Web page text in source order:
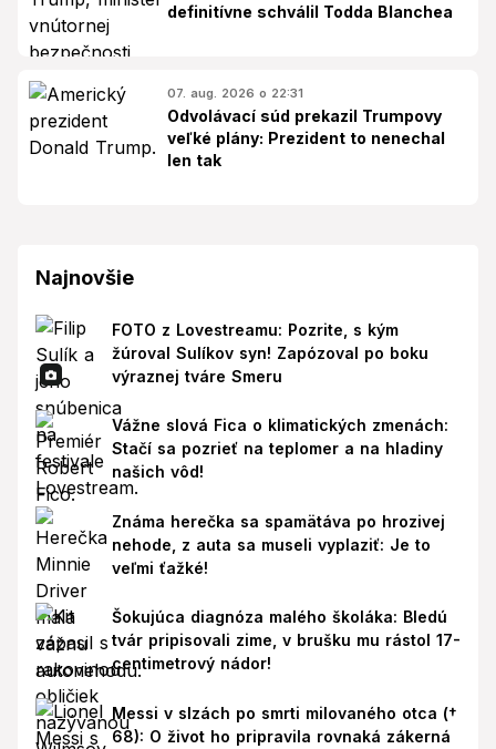
definitívne schválil Todda Blanchea
07. aug. 2026 o 22:31
Odvolávací súd prekazil Trumpovy
veľké plány: Prezident to nenechal
len tak
Najnovšie
FOTO z Lovestreamu: Pozrite, s kým
žúroval Sulíkov syn! Zapózoval po boku
výraznej tváre Smeru
Vážne slová Fica o klimatických zmenách:
Stačí sa pozrieť na teplomer a na hladiny
našich vôd!
Známa herečka sa spamätáva po hrozivej
nehode, z auta sa museli vyplaziť: Je to
veľmi ťažké!
Šokujúca diagnóza malého školáka: Bledú
tvár pripisovali zime, v brušku mu rástol 17-
centimetrový nádor!
Messi v slzách po smrti milovaného otca (†
68): O život ho pripravila rovnaká zákerná